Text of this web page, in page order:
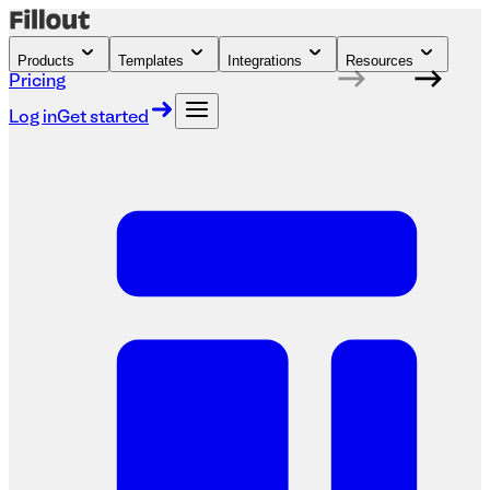
Products Templates Integrations Resources
Pricing
Log inGet started